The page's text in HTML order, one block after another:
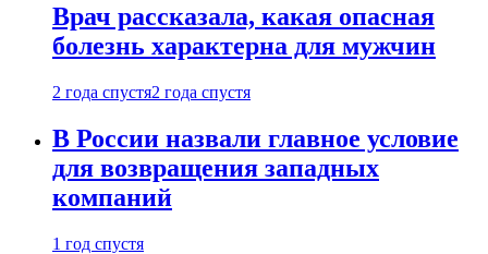
Врач рассказала, какая опасная
болезнь характерна для мужчин
2 года спустя2 года спустя
В России назвали главное условие
для возвращения западных
компаний
1 год спустя